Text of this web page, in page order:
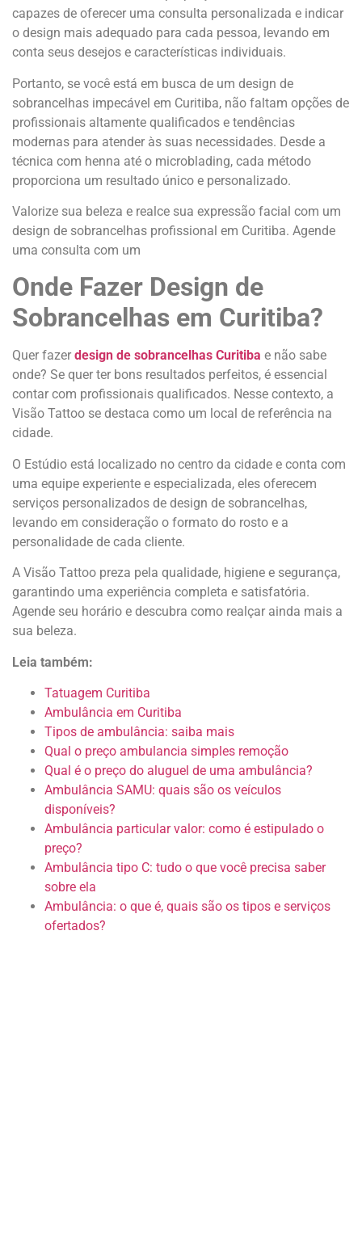
capazes de oferecer uma consulta personalizada e indicar
o design mais adequado para cada pessoa, levando em
conta seus desejos e características individuais.
Portanto, se você está em busca de um design de
sobrancelhas impecável em Curitiba, não faltam opções de
profissionais altamente qualificados e tendências
modernas para atender às suas necessidades. Desde a
técnica com henna até o microblading, cada método
proporciona um resultado único e personalizado.
Valorize sua beleza e realce sua expressão facial com um
design de sobrancelhas profissional em Curitiba. Agende
uma consulta com um
Onde Fazer Design de
Sobrancelhas em Curitiba?
Quer fazer design de sobrancelhas Curitiba e não sabe
onde? Se quer ter bons resultados perfeitos, é essencial
contar com profissionais qualificados. Nesse contexto, a
Visão Tattoo se destaca como um local de referência na
cidade.
O Estúdio está localizado no centro da cidade e conta com
uma equipe experiente e especializada, eles oferecem
serviços personalizados de design de sobrancelhas,
levando em consideração o formato do rosto e a
personalidade de cada cliente.
A Visão Tattoo preza pela qualidade, higiene e segurança,
garantindo uma experiência completa e satisfatória.
Agende seu horário e descubra como realçar ainda mais a
sua beleza.
Leia também:
Tatuagem Curitiba
Ambulância em Curitiba
Tipos de ambulância: saiba mais
Qual o preço ambulancia simples remoção
Qual é o preço do aluguel de uma ambulância?
Ambulância SAMU: quais são os veículos
disponíveis?
Ambulância particular valor: como é estipulado o
preço?
Ambulância tipo C: tudo o que você precisa saber
sobre ela
Ambulância: o que é, quais são os tipos e serviços
ofertados?